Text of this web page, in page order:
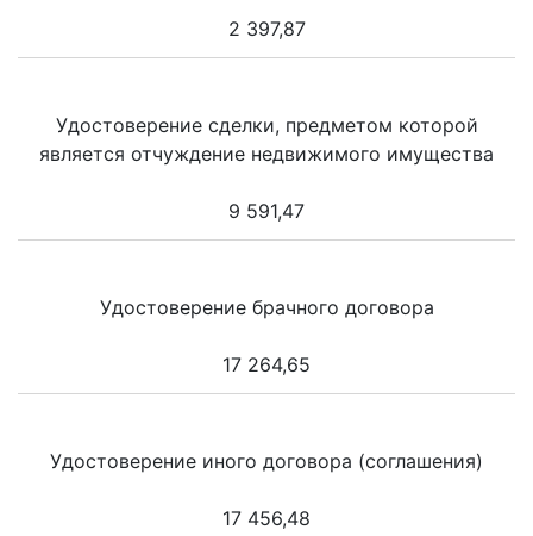
2 397,87
Удостоверение сделки, предметом которой
является отчуждение недвижимого имущества
9 591,47
Удостоверение брачного договора
17 264,65
Удостоверение иного договора (соглашения)
17 456,48